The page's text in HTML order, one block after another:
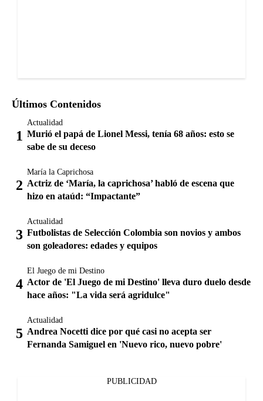
Últimos Contenidos
Actualidad
Murió el papá de Lionel Messi, tenía 68 años: esto se
sabe de su deceso
María la Caprichosa
Actriz de ‘María, la caprichosa’ habló de escena que
hizo en ataúd: “Impactante”
Actualidad
Futbolistas de Selección Colombia son novios y ambos
son goleadores: edades y equipos
El Juego de mi Destino
Actor de 'El Juego de mi Destino' lleva duro duelo desde
hace años: "La vida será agridulce"
Actualidad
Andrea Nocetti dice por qué casi no acepta ser
Fernanda Samiguel en 'Nuevo rico, nuevo pobre'
PUBLICIDAD